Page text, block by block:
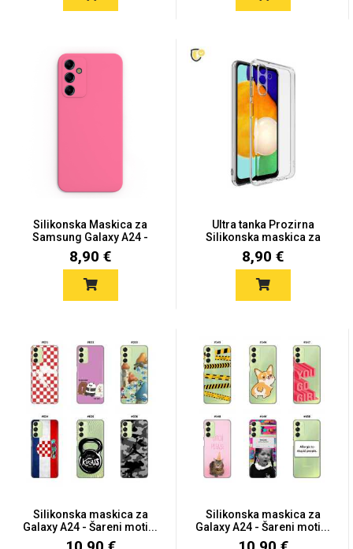
Silikonska Maskica za
Samsung Galaxy A24 -
Roz...
8,90 €
Ultra tanka Prozirna
Silikonska maskica za
Sam...
8,90 €
Silikonska maskica za
Galaxy A24 - Šareni moti...
Silikonska maskica za
Galaxy A24 - Šareni moti...
Auto - Moto motivi
Mandale / Cvjetni
MarbleMania
Gaming motivi Crtani filmovi